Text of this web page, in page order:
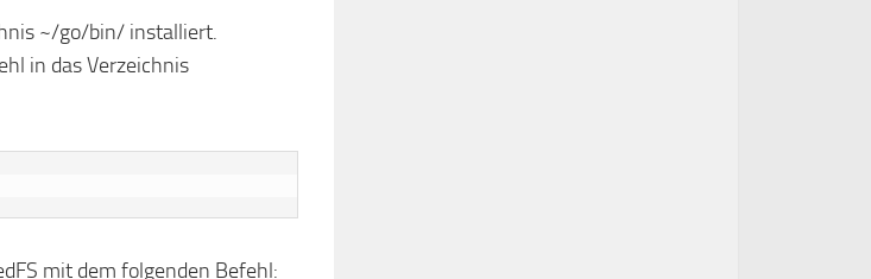
~/go/bin/ installiert.
in das Verzeichnis
mit dem folgenden Befehl: